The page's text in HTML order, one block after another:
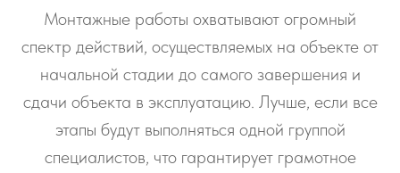
Монтажные работы охватывают огромный
спектр действий, осуществляемых на объекте от
начальной стадии до самого завершения и
сдачи объекта в эксплуатацию. Лучше, если все
этапы будут выполняться одной группой
специалистов, что гарантирует грамотное